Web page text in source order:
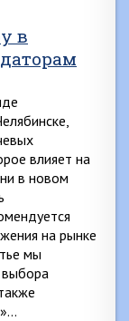
в
влияет на
в новом
на рынке
мы